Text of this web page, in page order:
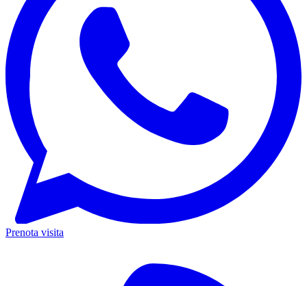
Prenota visita